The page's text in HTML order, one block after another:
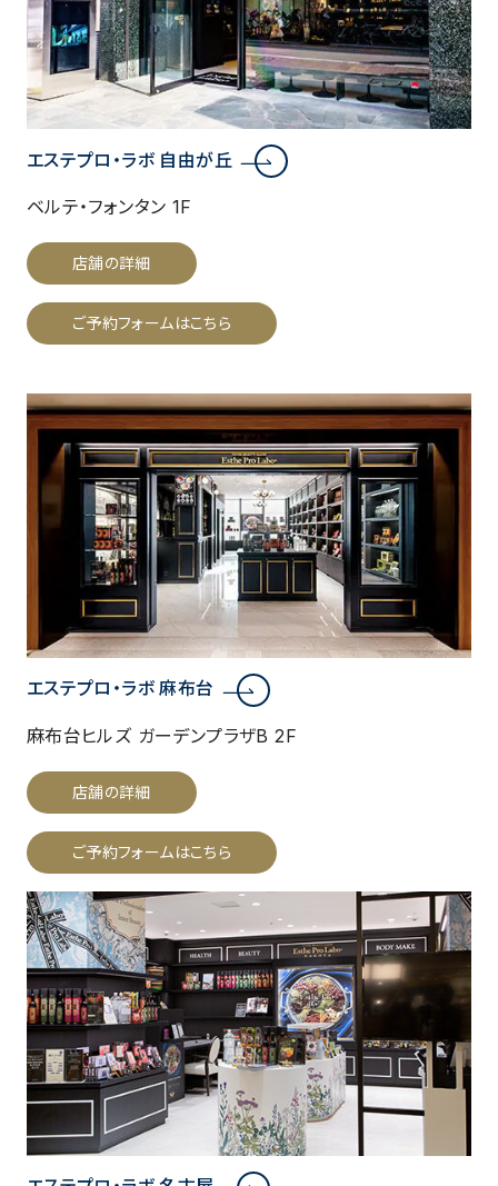
エステプロ・ラボ 自由が丘
ベルテ・フォンタン 1F
店舗の詳細
ご予約フォームはこちら
エステプロ・ラボ 麻布台
麻布台ヒルズ ガーデンプラザB 2F
店舗の詳細
ご予約フォームはこちら